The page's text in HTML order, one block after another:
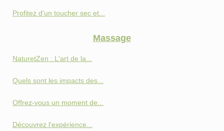
Profitez d'un toucher sec et...
Massage
NaturetZen : L'art de la...
Quels sont les impacts des...
Offrez-vous un moment de...
Découvrez l'expérience...